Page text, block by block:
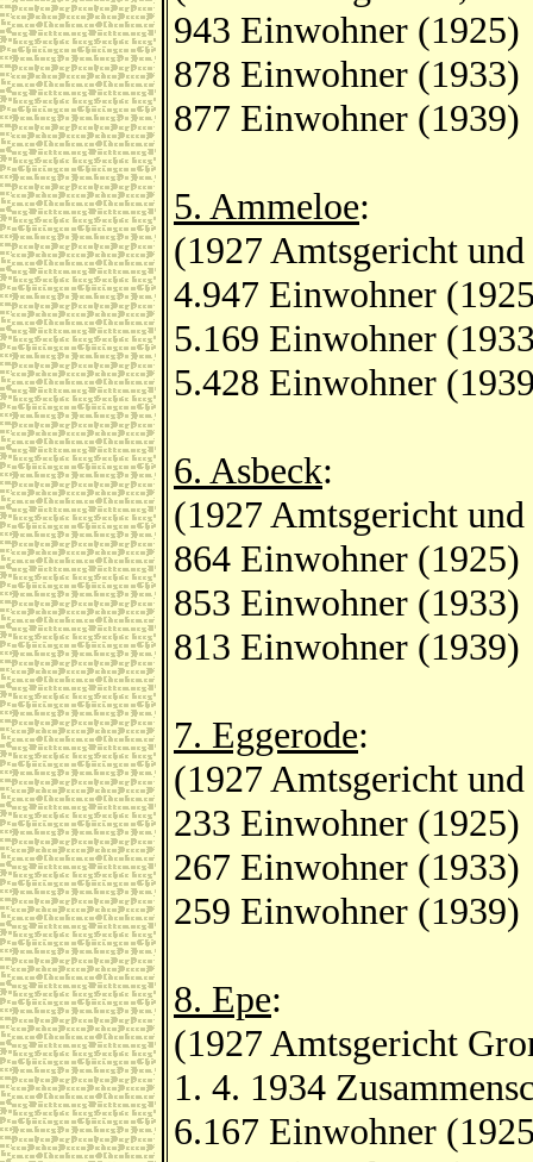
943 Einwohner (1925)
878 Einwohner (1933)
877 Einwohner (1939)
5. Ammeloe:
(1927 Amtsgericht
4.947 Einwohner
5.169 Einwohner
5.428 Einwohner
6. Asbeck:
(1927 Amtsgericht
864 Einwohner (1925)
853 Einwohner (1933)
813 Einwohner (1939)
7. Eggerode:
(1927 Amtsgericht
233 Einwohner (1925)
267 Einwohner (1933)
259 Einwohner (1939)
8. Epe:
(1927 Amtsgericht
1. 4. 1934
6.167 Einwohner